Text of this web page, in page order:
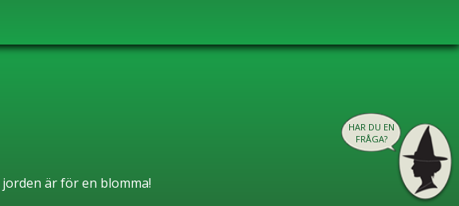
HAR DU EN
FRÅGA?
är för en blomma!